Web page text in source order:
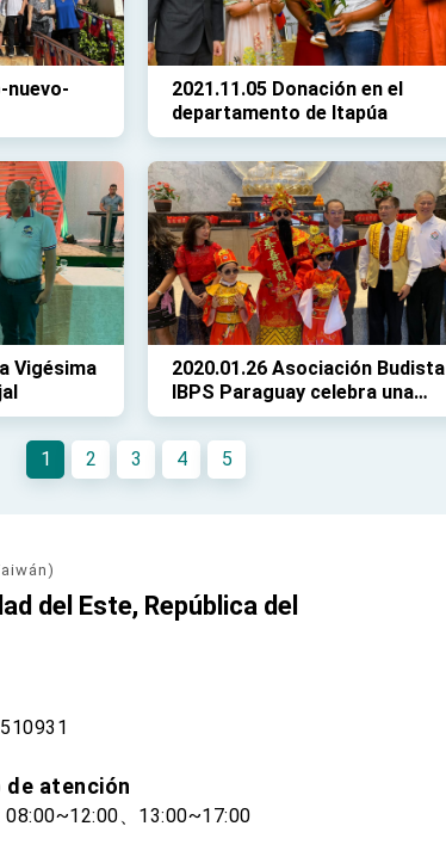
nuevo-
2021.11.05 Donación en el
departamento de Itapúa
Vigésima
2020.01.26 Asociación Budista
IBPS Paraguay celebra una
recepción del año nuevo
1
2 3 4 5
del Este, República del
de atención
08:00~12:00、13:00~17:00